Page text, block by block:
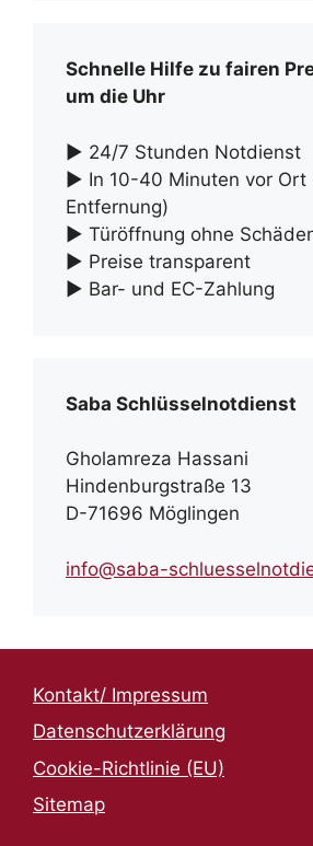
Schnelle Hilfe zu fairen
um die Uhr
► 24/7 Stunden Notdienst
► In 10-40 Minuten vor Ort
Entfernung)
► Türöffnung ohne
► Preise transparent
► Bar- und EC-Zahlung
Saba Schlüsselnotdienst
Gholamreza Hassani
Hindenburgstraße 13
D-71696 Möglingen
info@saba-
Kontakt/ Impressum
Datenschutzerklärung
Cookie-Richtlinie (EU)
Sitemap